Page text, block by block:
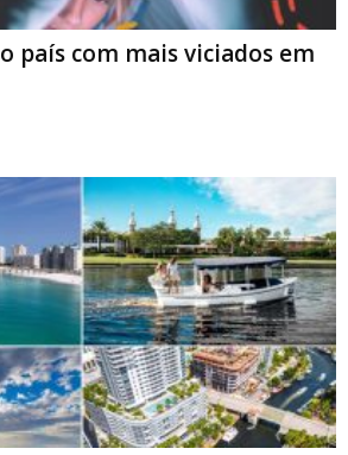
país com mais viciados em